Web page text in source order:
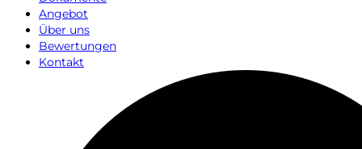
Angebot
Über uns
Bewertungen
Kontakt